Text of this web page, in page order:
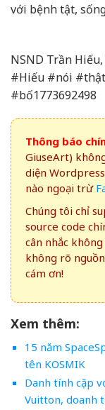
với bệnh tật,
NSND Trần
#Hiếu #nói
#bố1773692498
Thông báo
GiuseArt)
diện
nào ngoại trừ
Chúng tôi chỉ
source code
cân nhắc
không rõ
cám ơn!
Xem thêm:
15 năm
tên KOSMIK
Danh tính cặp
Vuitton, doanh